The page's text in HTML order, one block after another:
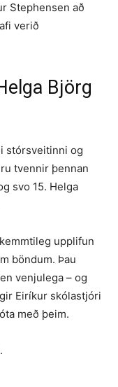
Stephensen að
verið
Björg
stórsveitinni og
tvennir þennan
svo 15. Helga
upplifun
böndum. Þau
venjulega – og
Eiríkur skólastjóri
með þeim.